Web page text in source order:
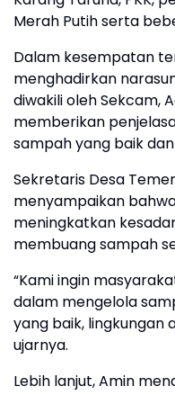
Merah Putih serta
Dalam kesempatan
menghadirkan
diwakili oleh Sekcam,
memberikan
sampah yang baik
Sekretaris Desa
menyampaikan
meningkatkan
membuang sampah
“Kami ingin
dalam mengelola
yang baik, lingkungan
ujarnya.
Lebih lanjut, Amin